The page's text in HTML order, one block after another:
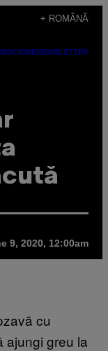
+ ROMÂNĂ
NEWSLETTER
9, 2020, 12:00am
cu
ajungi greu la